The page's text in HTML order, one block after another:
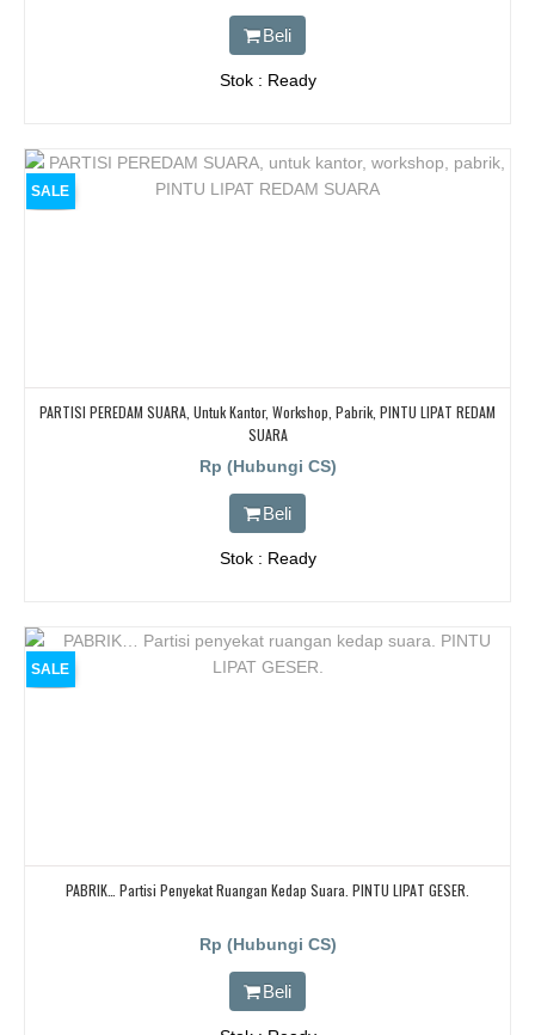
Beli
Stok : Ready
SALE
PARTISI PEREDAM SUARA, Untuk Kantor, Workshop, Pabrik, PINTU LIPAT REDAM
SUARA
Rp (Hubungi CS)
Beli
Stok : Ready
SALE
PABRIK… Partisi Penyekat Ruangan Kedap Suara. PINTU LIPAT GESER.
Rp (Hubungi CS)
Beli